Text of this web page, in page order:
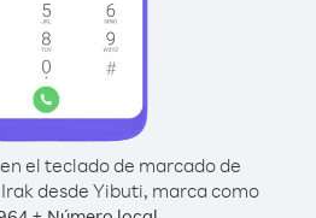
el teclado de marcado de
desde Yibuti, marca como